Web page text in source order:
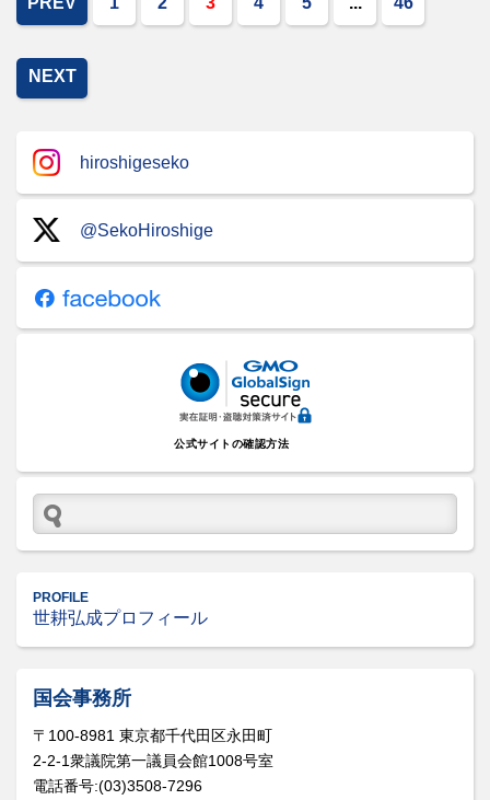
NEXT
hiroshigeseko
@SekoHiroshige
公式サイトの確認方法
PROFILE
世耕弘成プロフィール
国会事務所
〒100-8981 東京都千代田区永田町
2-2-1衆議院第一議員会館1008号室
電話番号:(03)3508-7296